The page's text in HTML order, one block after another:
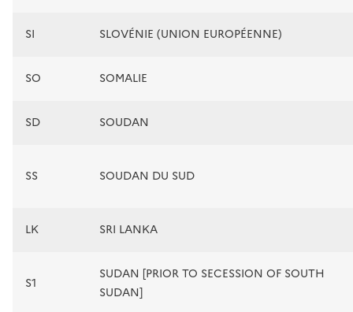
SI SLOVÉNIE (UNION EUROPÉENNE)
SO SOMALIE
SD SOUDAN
SS SOUDAN DU SUD
LK SRI LANKA
S1
SUDAN [PRIOR TO SECESSION OF SOUTH
SUDAN]